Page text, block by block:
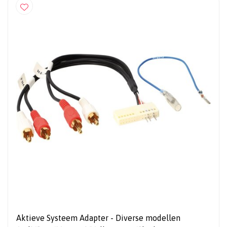
Aktieve Systeem Adapter - Diverse modellen